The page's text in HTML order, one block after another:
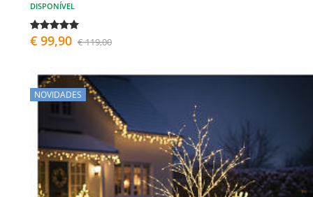
DISPONÍVEL
€ 99,90 € 119,00
NOVIDADES